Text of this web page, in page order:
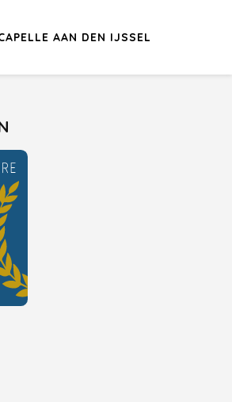
AAN DEN IJSSEL